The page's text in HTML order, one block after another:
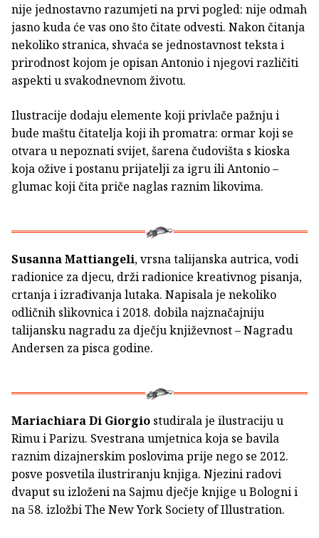
nije jednostavno razumjeti na prvi pogled: nije odmah
jasno kuda će vas ono što čitate odvesti. Nakon čitanja
nekoliko stranica, shvaća se jednostavnost teksta i
prirodnost kojom je opisan Antonio i njegovi različiti
aspekti u svakodnevnom životu.
Ilustracije dodaju elemente koji privlače pažnju i
bude maštu čitatelja koji ih promatra: ormar koji se
otvara u nepoznati svijet, šarena čudovišta s kioska
koja ožive i postanu prijatelji za igru ili Antonio –
glumac koji čita priče naglas raznim likovima.
Susanna Mattiangeli, vrsna talijanska autrica, vodi
radionice za djecu, drži radionice kreativnog pisanja,
crtanja i izrađivanja lutaka. Napisala je nekoliko
odličnih slikovnica i 2018. dobila najznačajniju
talijansku nagradu za dječju književnost – Nagradu
Andersen za pisca godine.
Mariachiara Di Giorgio studirala je ilustraciju u
Rimu i Parizu. Svestrana umjetnica koja se bavila
raznim dizajnerskim poslovima prije nego se 2012.
posve posvetila ilustriranju knjiga. Njezini radovi
dvaput su izloženi na Sajmu dječje knjige u Bologni i
na 58. izložbi The New York Society of Illustration.